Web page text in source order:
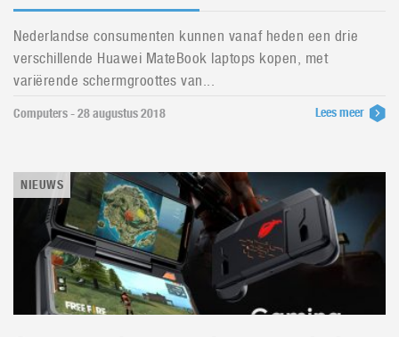
Nederlandse consumenten kunnen vanaf heden een drie
verschillende Huawei MateBook laptops kopen, met
variërende schermgroottes van...
Computers - 28 augustus 2018 Lees meer
NIEUWS